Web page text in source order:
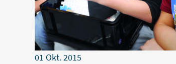
01 Okt.2015